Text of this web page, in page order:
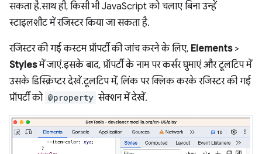
सकता है. साथ ही, किसी भी JavaScript को चलाए बिना उन्हें
स्टाइलशीट में रजिस्टर किया जा सकता है.
रजिस्टर की गई कस्टम प्रॉपर्टी की जांच करने के लिए, Elements>
Stylesमें जाएं. इसके बाद, प्रॉपर्टी के नाम पर कर्सर घुमाएं और टूलटिप में
उसके डिस्क्रिप्टर देखें. टूलटिप में, लिंक पर क्लिक करके रजिस्टर की गई
प्रॉपर्टी को @property सेक्शन में देखें.